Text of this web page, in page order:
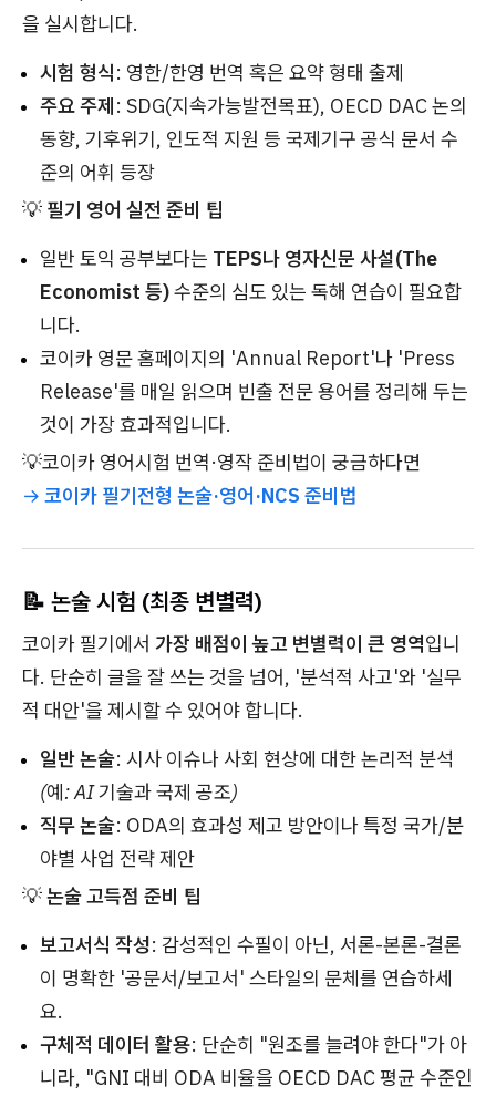
을 실시합니다.
시험 형식: 영한/한영 번역 혹은 요약 형태 출제
주요 주제: SDG(지속가능발전목표), OECD DAC 논의
동향, 기후위기, 인도적 지원 등 국제기구 공식 문서 수
준의 어휘 등장
💡 필기 영어 실전 준비 팁
일반 토익 공부보다는 TEPS나 영자신문 사설(The
Economist 등)수준의 심도 있는 독해 연습이 필요합
니다.
코이카 영문 홈페이지의 'Annual Report'나 'Press
Release'를 매일 읽으며 빈출 전문 용어를 정리해 두는
것이 가장 효과적입니다.
💡코이카 영어시험 번역·영작 준비법이 궁금하다면
→ 코이카 필기전형 논술·영어·NCS 준비법
📝 논술 시험 (최종 변별력)
코이카 필기에서 가장 배점이 높고 변별력이 큰 영역입니
다. 단순히 글을 잘 쓰는 것을 넘어, '분석적 사고'와 '실무
적 대안'을 제시할 수 있어야 합니다.
일반 논술: 시사 이슈나 사회 현상에 대한 논리적 분석
(예: AI 기술과 국제 공조)
직무 논술: ODA의 효과성 제고 방안이나 특정 국가/분
야별 사업 전략 제안
💡논술 고득점 준비 팁
보고서식 작성: 감성적인 수필이 아닌, 서론-본론-결론
이 명확한 '공문서/보고서' 스타일의 문체를 연습하세
요.
구체적 데이터 활용: 단순히 "원조를 늘려야 한다"가 아
니라, "GNI 대비 ODA 비율을 OECD DAC 평균 수준인